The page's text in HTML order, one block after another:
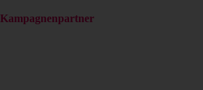
Kampagnenpartner